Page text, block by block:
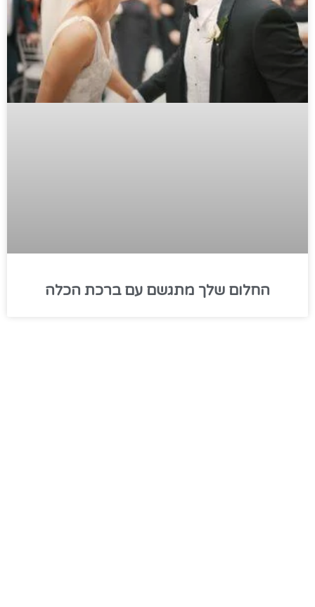
החלום שלך מתגשם עם ברכת הכלה